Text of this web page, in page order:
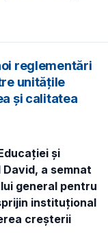
reglementări
unitățile
și calitatea
și
a semnat
general pentru
instituțional
creșterii